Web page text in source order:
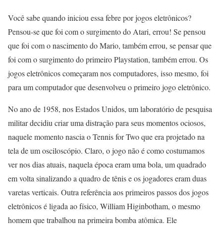
Você sabe quando iniciou essa febre por jogos eletrônicos?
Pensou-se que foi com o surgimento do Atari, errou! Se pensou
que foi com o nascimento do Mario, também errou, se pensar que
foi com o surgimento do primeiro Playstation, também errou. Os
jogos eletrônicos começaram nos computadores, isso mesmo, foi
para um computador que desenvolveu o primeiro jogo eletrônico.
No ano de 1958, nos Estados Unidos, um laboratório de pesquisa
militar decidiu criar uma distração para seus momentos ociosos,
naquele momento nascia o Tennis for Two que era projetado na
tela de um osciloscópio. Claro, o jogo não é como costumamos
ver nos dias atuais, naquela época eram uma bola, um quadrado
em volta sinalizando a quadro de tênis e os jogadores eram duas
varetas verticais. Outra referência aos primeiros passos dos jogos
eletrônicos é ligada ao físico, William Higinbotham, o mesmo
homem que trabalhou na primeira bomba atômica. Ele